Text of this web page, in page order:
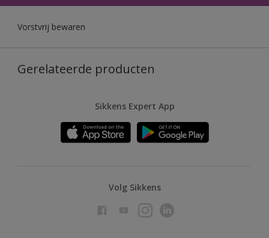
Vorstvrij bewaren
Gerelateerde producten
Sikkens Expert App
Volg Sikkens